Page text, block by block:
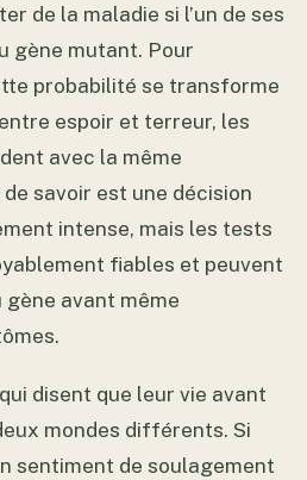
de la maladie si l’un de ses
gène mutant. Pour
probabilité se transforme
espoir et terreur, les
avec la même
savoir est une décision
intense, mais les tests
fiables et peuvent
avant même
disent que leur vie avant
mondes différents. Si
sentiment de soulagement